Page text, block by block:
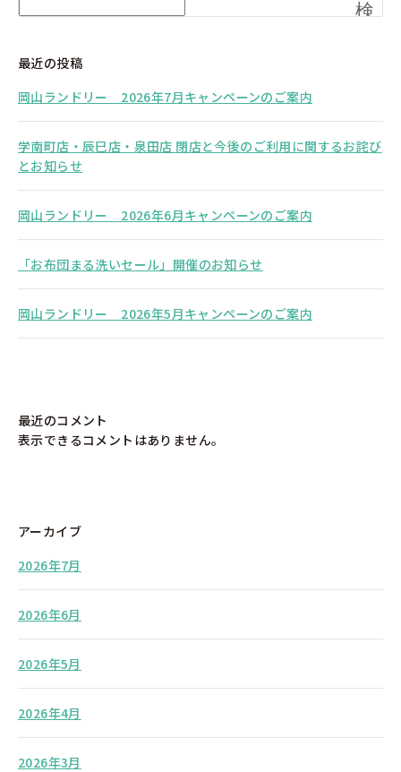
検
最近の投稿
岡山ランドリー 2026年7月キャンペーンのご案内
学南町店・辰巳店・泉田店 閉店と今後のご利用に関するお詫び
とお知らせ
岡山ランドリー 2026年6月キャンペーンのご案内
「お布団まる洗いセール」開催のお知らせ
岡山ランドリー 2026年5月キャンペーンのご案内
最近のコメント
表示できるコメントはありません。
アーカイブ
2026年7月
2026年6月
2026年5月
2026年4月
2026年3月